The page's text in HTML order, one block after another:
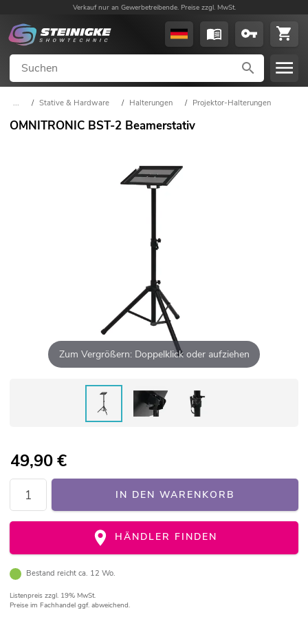
Verkauf nur an Gewerbetreibende. Preise zzgl. MwSt.
... / Stative & Hardware / Halterungen / Projektor-Halterungen
OMNITRONIC BST-2 Beamerstativ
Zum Vergrößern: Doppelklick oder aufziehen
49,90€
IN DEN WARENKORB
HÄNDLER FINDEN
Bestand reicht ca. 12 Wo.
Listenpreis zzgl. 19% MwSt.
Preise im Fachhandel ggf. abweichend.